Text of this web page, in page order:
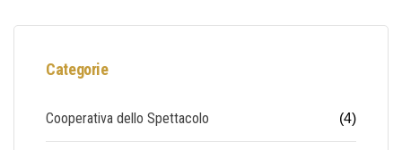
Categorie
Cooperativa dello Spettacolo (4)